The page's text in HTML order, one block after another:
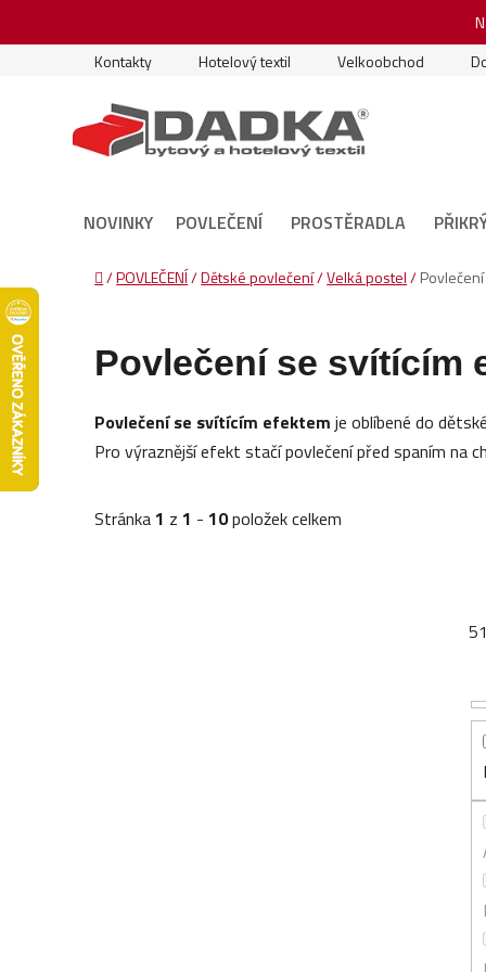
Kontakty
Hotelový textil Velkoobchod
NOVINKY POVLEČENÍ PROSTĚRADLA
Domů
/POVLEČENÍ/Dětské povlečení/Velká postel /
Povlečení se svítícím
Povlečení se svítícím efektem je oblíbené do
Pro výraznější efekt stačí povlečení před spaním na
Stránka1 z1 -10položek celkem